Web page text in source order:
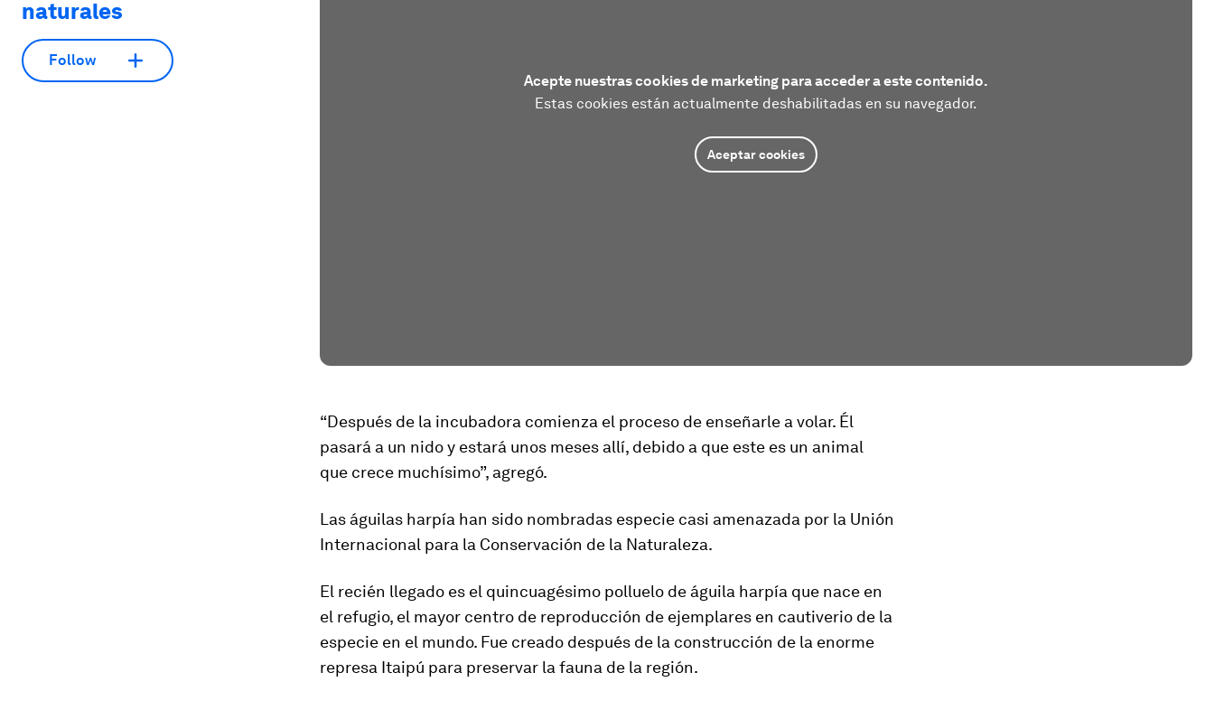
naturales
Follow
Acepte nuestras cookies de marketing para acceder a este contenido.
Estas cookies están actualmente deshabilitadas en su navegador.
Aceptar cookies
“Después de la incubadora comienza el proceso de enseñarle a volar. Él
pasará a un nido y estará unos meses allí, debido a que este es un animal
que crece muchísimo”, agregó.
Las águilas harpía han sido nombradas especie casi amenazada por la Unión
Internacional para la Conservación de la Naturaleza.
El recién llegado es el quincuagésimo polluelo de águila harpía que nace en
el refugio, el mayor centro de reproducción de ejemplares en cautiverio de la
especie en el mundo. Fue creado después de la construcción de la enorme
represa Itaipú para preservar la fauna de la región.